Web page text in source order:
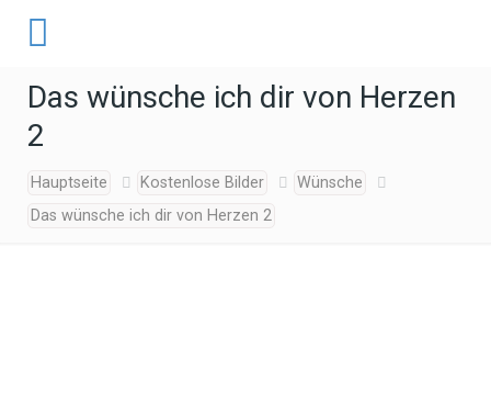
Das wünsche ich dir von Herzen
2
Hauptseite Kostenlose Bilder
Wünsche
Das wünsche ich dir von Herzen 2